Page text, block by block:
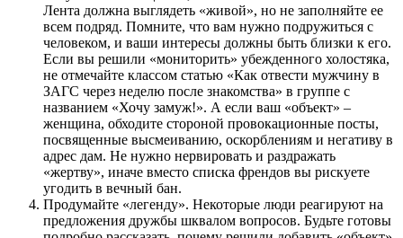
Лента должна выглядеть «живой», но не заполняйте ее
всем подряд. Помните, что вам нужно подружиться с
человеком, и ваши интересы должны быть близки к его.
Если вы решили «мониторить» убежденного холостяка,
не отмечайте классом статью «Как отвести мужчину в
ЗАГС через неделю после знакомства» в группе с
названием «Хочу замуж!». А если ваш «объект» –
женщина, обходите стороной провокационные посты,
посвященные высмеиванию, оскорблениям и негативу в
адрес дам. Не нужно нервировать и раздражать
«жертву», иначе вместо списка френдов вы рискуете
угодить в вечный бан.
Продумайте «легенду». Некоторые люди реагируют на
предложения дружбы шквалом вопросов. Будьте готовы